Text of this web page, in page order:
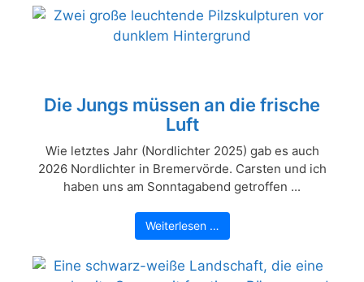
Die Jungs müssen an die frische
Luft
Wie letztes Jahr (Nordlichter 2025) gab es auch
2026 Nordlichter in Bremervörde. Carsten und ich
haben uns am Sonntagabend getroffen ...
Weiterlesen …